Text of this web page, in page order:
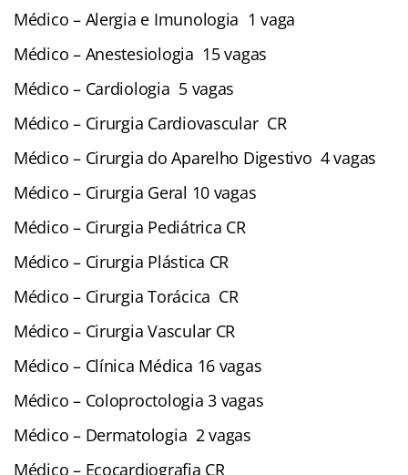
Médico – Alergia e Imunologia 1 vaga
Médico – Anestesiologia 15 vagas
Médico – Cardiologia 5 vagas
Médico – Cirurgia Cardiovascular CR
Médico – Cirurgia do Aparelho Digestivo 4 vagas
Médico – Cirurgia Geral 10 vagas
Médico – Cirurgia Pediátrica CR
Médico – Cirurgia Plástica CR
Médico – Cirurgia Torácica CR
Médico – Cirurgia Vascular CR
Médico – Clínica Médica 16 vagas
Médico – Coloproctologia 3 vagas
Médico – Dermatologia 2 vagas
Médico – Ecocardiografia CR